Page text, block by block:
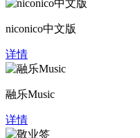
niconico中文版
详情
融乐Music
详情